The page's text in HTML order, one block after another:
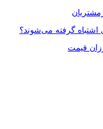
اشتباه گرفته می‌شوند؟